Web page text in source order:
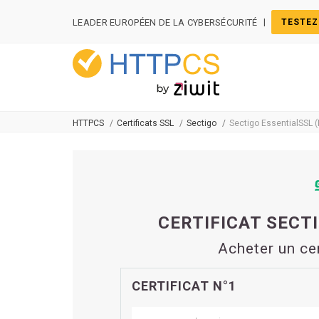
LEADER EUROPÉEN DE LA CYBERSÉCURITÉ |
HTTPCS Certificats SSL Sectigo Sectigo EssentialSSL
CERTIFICAT
Acheter un
CERTIFICAT N°1